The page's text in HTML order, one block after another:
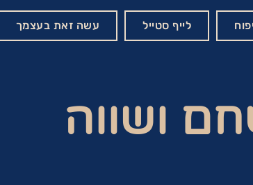
לייף סטייל עשה זאת בעצמך
ושווה